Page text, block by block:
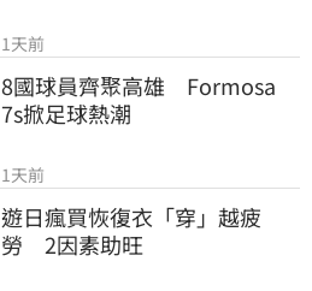
1天前
8國球員齊聚高雄　Formosa
7s掀足球熱潮
1天前
遊日瘋買恢復衣「穿」越疲
勞　2因素助旺